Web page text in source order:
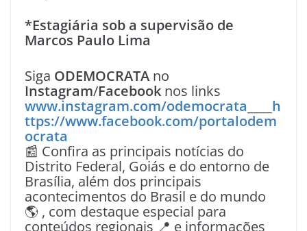
*Estagiária sob a supervisão de
Marcos Paulo Lima
Siga ODEMOCRATA no
Instagram/Facebook nos links
www.instagram.com/odemocrata
h
ttps://www.facebook.com/portalodem
ocrata
📰 Confira as principais notícias do
Distrito Federal, Goiás e do entorno de
Brasília, além dos principais
acontecimentos do Brasil e do mundo
🌎 , com destaque especial para
conteúdos regionais 📍 e informações